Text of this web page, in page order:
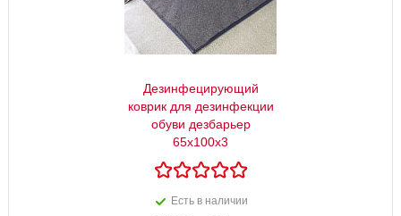
Дезинфецирующий
коврик для дезинфекции
обуви дезбарьер
65х100х3
Есть в наличии